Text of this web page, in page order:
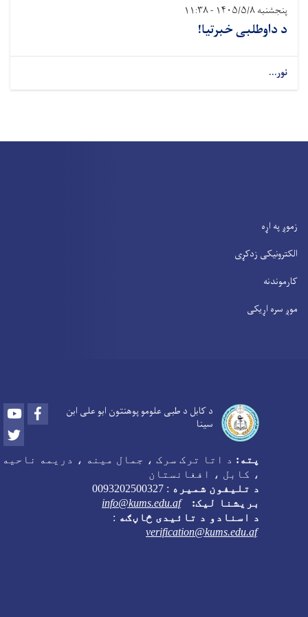
پنجشنبه ۱۴۰۵/۵/۸ - ۱۱:۳۸
د داوطلبی خبرتیا!
نور...
زموږ په اړه
الکترونیکی زدکړی
کارموندنه
موږ سره اړیکی
د کابل د طبی علومو پوهنتون ابو علی ابن
سینا
Youtube Facebook
پته: د اتا ترک سرک ، جمال مینه ، دریمه ناحیه
، کابل ، افغانستان
د تلیفون شمیره :
بریشنا لیک:
info@kums.edu.af
د اسنادو د تائیدی څاڼګه :
verification@kums.edu.af